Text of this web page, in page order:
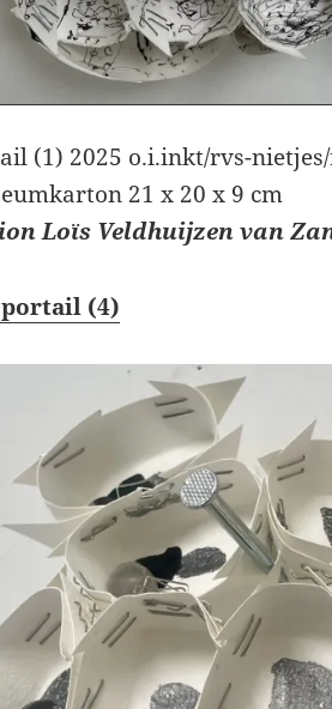
(1) 2025 o.i.inkt/rvs-
21 x 20 x 9 cm
Loïs Veldhuijzen van
(4)